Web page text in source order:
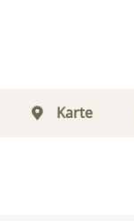
Karte